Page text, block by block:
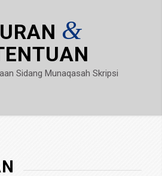
&
Sidang Munaqasah Skripsi